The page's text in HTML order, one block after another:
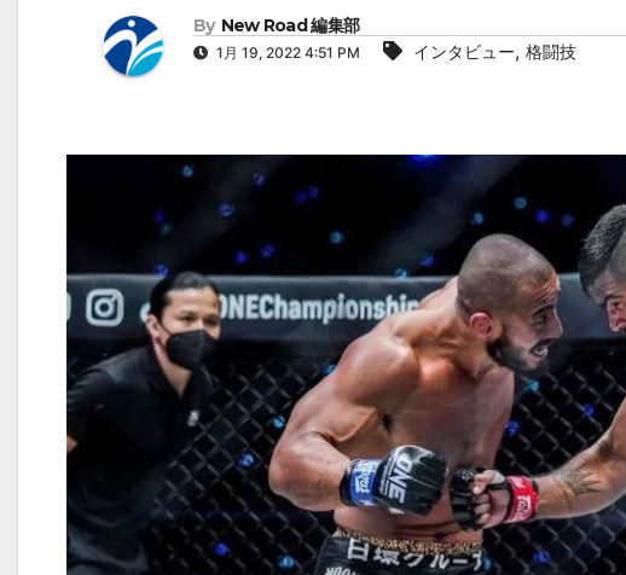
By New Road 編集部
1月 19, 2022 4:51 PM インタビュー, 格闘技